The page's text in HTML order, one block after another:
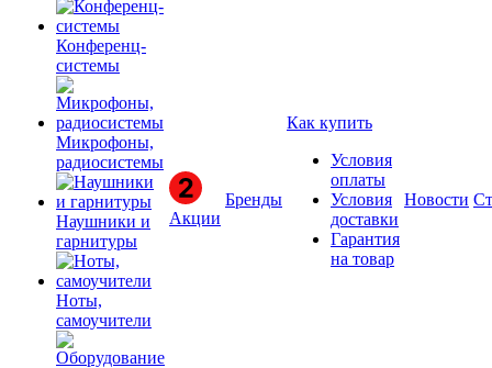
Конференц-
системы
Микрофоны,
радиосистемы
Наушники и
гарнитуры
Ноты,
самоучители
Акции
Бренды
Как купить
Условия
оплаты
Условия
доставки
Гарантия
на товар
Новости